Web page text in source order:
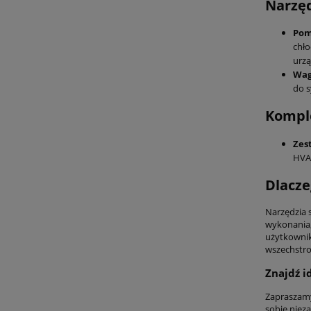
do
Narzędzia
Znajdź